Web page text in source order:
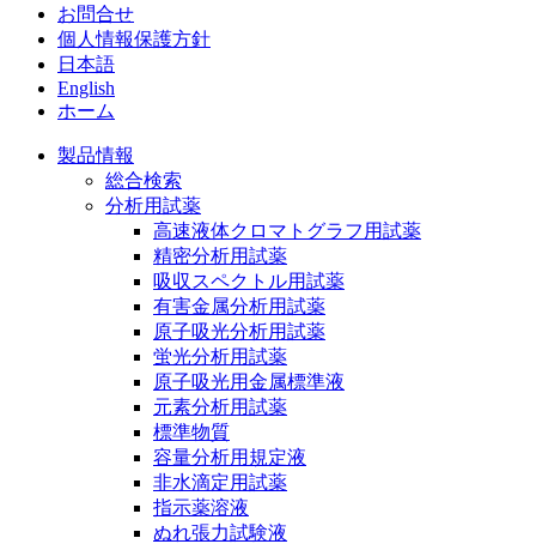
お問合せ
個人情報保護方針
日本語
English
ホーム
製品情報
総合検索
分析用試薬
高速液体クロマトグラフ用試薬
精密分析用試薬
吸収スペクトル用試薬
有害金属分析用試薬
原子吸光分析用試薬
蛍光分析用試薬
原子吸光用金属標準液
元素分析用試薬
標準物質
容量分析用規定液
非水滴定用試薬
指示薬溶液
ぬれ張力試験液